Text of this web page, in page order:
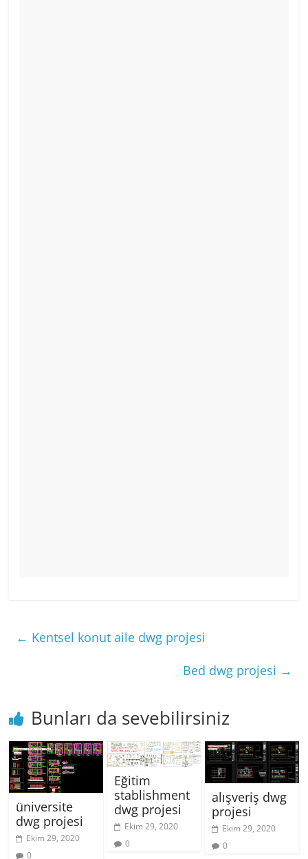
← Kentsel konut aile dwg projesi
Bed dwg projesi →
Bunları da sevebilirsiniz
üniversite
dwg projesi
Ekim 29, 2020
0
Eğitim
stablishment
dwg projesi
Ekim 29, 2020
0
alışveriş dwg
projesi
Ekim 29, 2020
0